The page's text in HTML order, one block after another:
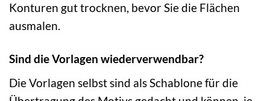
Konturen gut trocknen, bevor Sie die Flächen
ausmalen.
Sind die Vorlagen wiederverwendbar?
Die Vorlagen selbst sind als Schablone für die